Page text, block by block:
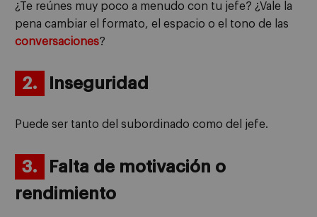
¿Te reúnes muy poco a menudo con tu jefe? ¿Vale la
pena cambiar el formato, el espacio o el tono de las
conversaciones?
2. Inseguridad
Puede ser tanto del subordinado como del jefe.
3.
Falta de motivación o
rendimiento